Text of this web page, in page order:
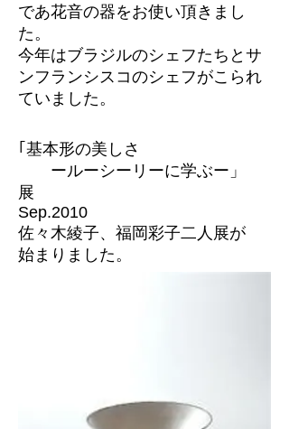
であ花音の器をお使い頂きまし
た。
今年はブラジルのシェフたちとサ
ンフランシスコのシェフがこられ
ていました。
｢基本形の美しさ
ールーシーリーに学ぶー」
展
Sep.2010
佐々木綾子、福岡彩子二人展が
始まりました。